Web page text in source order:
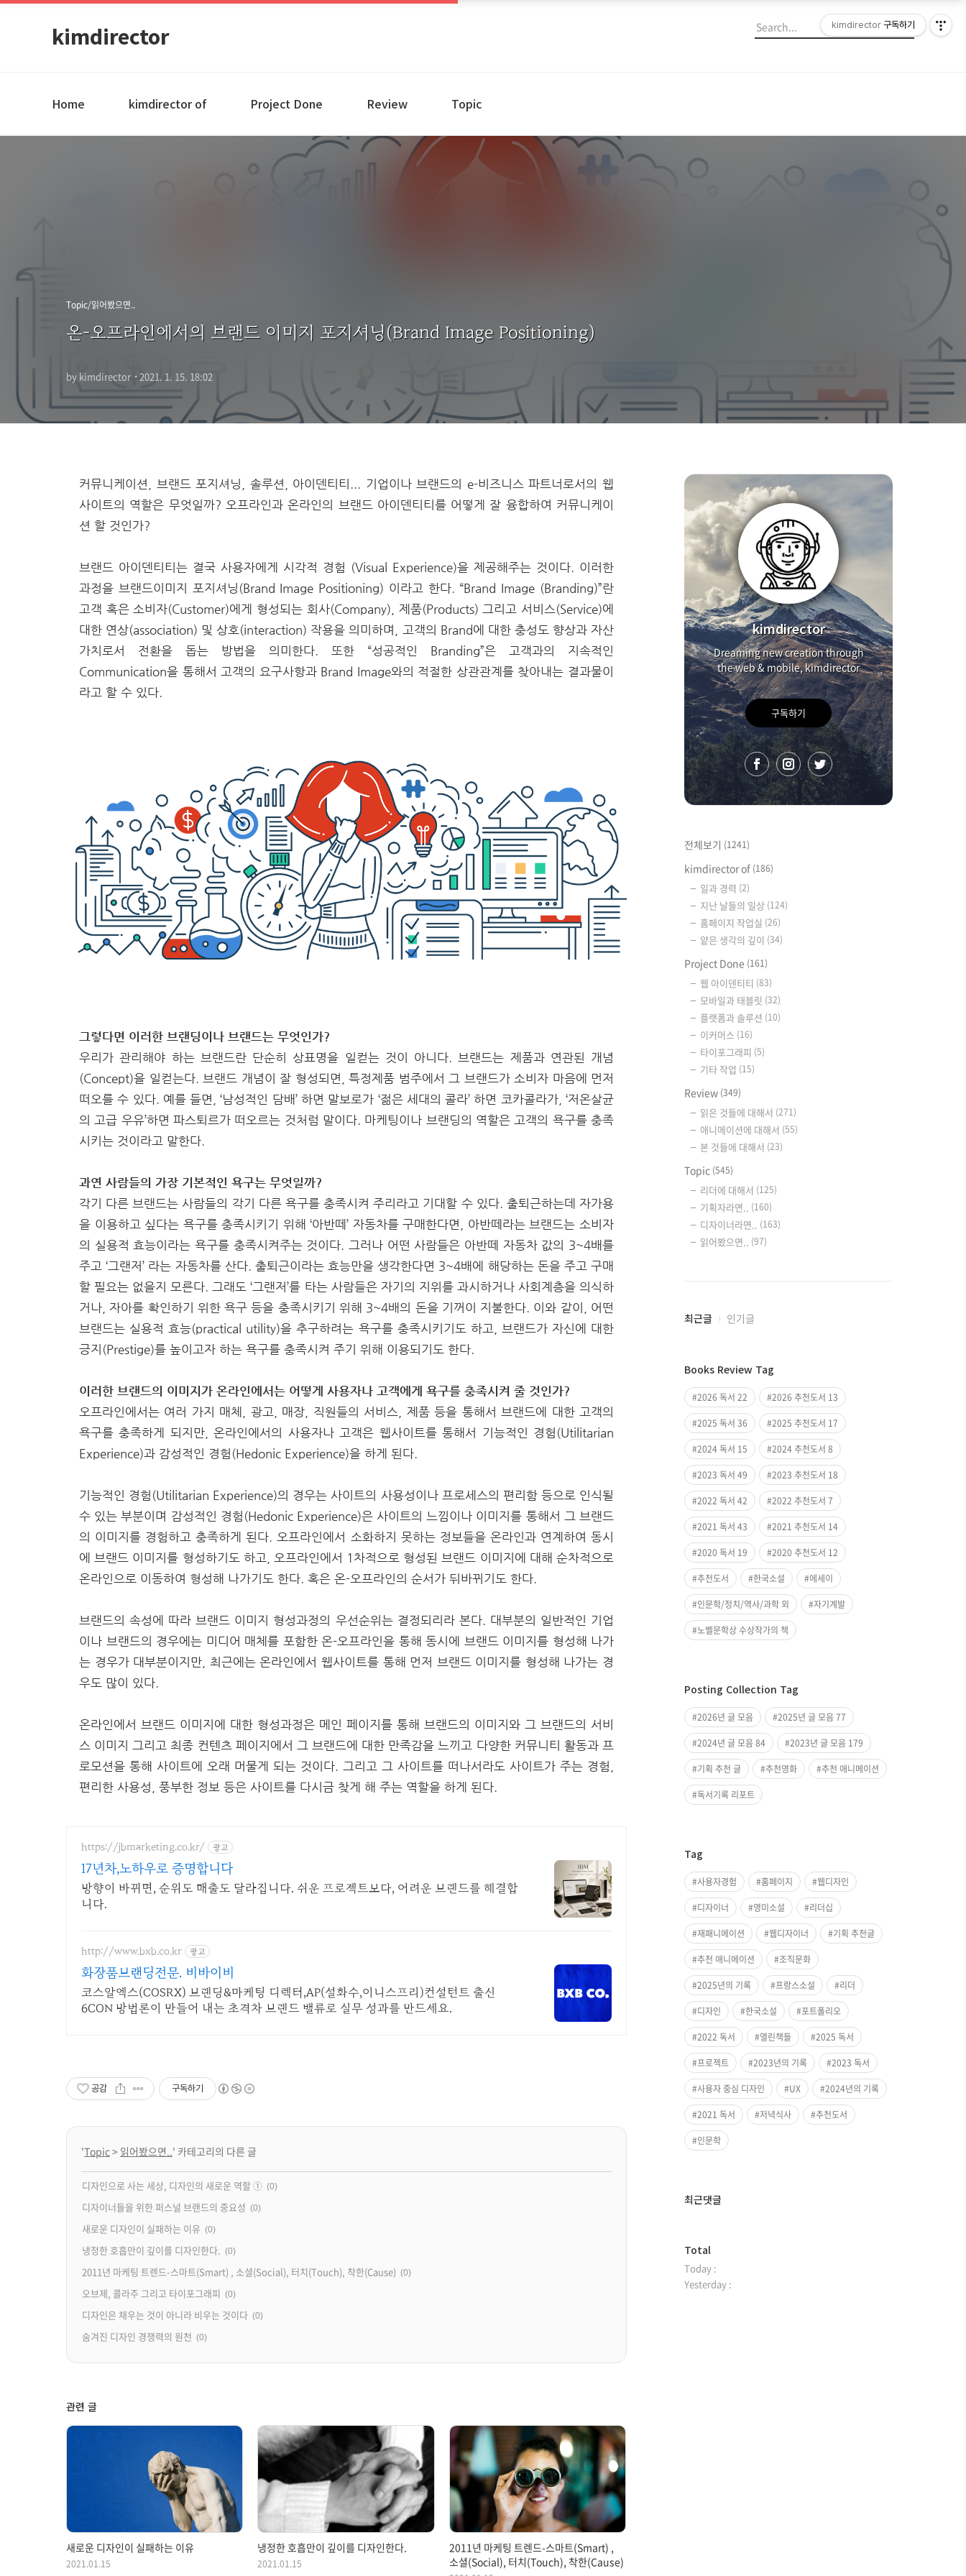
kimdirector
Home kimdirector of Project Done Review Topic
Topic/읽어봤으면..
온-오프라인에서의 브랜드 이미지 포지셔닝(Brand Image Positioning)
by kimdirector ·2021. 1. 15. 18:02
커뮤니케이션, 브랜드 포지셔닝, 솔루션, 아이덴티티... 기업이나 브랜드의 e-비즈니스 파트너로서의 웹
사이트의 역할은 무엇일까? 오프라인과 온라인의 브랜드 아이덴티티를 어떻게 잘 융합하여 커뮤니케이
션 할 것인가?
브랜드 아이덴티티는 결국 사용자에게 시각적 경험 (Visual Experience)을 제공해주는 것이다. 이러한
과정을 브랜드이미지 포지셔닝(Brand Image Positioning) 이라고 한다. “Brand Image (Branding)”란
고객 혹은 소비자(Customer)에게 형성되는 회사(Company), 제품(Products) 그리고 서비스(Service)에
대한 연상(association) 및 상호(interaction) 작용을 의미하며, 고객의 Brand에 대한 충성도 향상과 자산
가치로서 전환을 돕는 방법을 의미한다. 또한 “성공적인 Branding”은 고객과의 지속적인
Communication을 통해서 고객의 요구사항과 Brand Image와의 적절한 상관관계를 찾아내는 결과물이
라고 할 수 있다.
그렇다면 이러한 브랜딩이나 브랜드는 무엇인가?
우리가 관리해야 하는 브랜드란 단순히 상표명을 일컫는 것이 아니다. 브랜드는 제품과 연관된 개념
(Concept)을 일컫는다. 브랜드 개념이 잘 형성되면, 특정제품 범주에서 그 브랜드가 소비자 마음에 먼저
떠오를 수 있다. 예를 들면, ‘남성적인 담배’ 하면 말보로가 ‘젊은 세대의 콜라’ 하면 코카콜라가, ‘저온살균
의 고급 우유’하면 파스퇴르가 떠오르는 것처럼 말이다. 마케팅이나 브랜딩의 역할은 고객의 욕구를 충족
시키는 것이라고 말한다.
과연 사람들의 가장 기본적인 욕구는 무엇일까?
각기 다른 브랜드는 사람들의 각기 다른 욕구를 충족시켜 주리라고 기대할 수 있다. 출퇴근하는데 자가용
을 이용하고 싶다는 욕구를 충족시키기 위해 ‘아반떼’ 자동차를 구매한다면, 아반떼라는 브랜드는 소비자
의 실용적 효능이라는 욕구를 충족시켜주는 것이다. 그러나 어떤 사람들은 아반떼 자동차 값의 3~4배를
주고 ‘그랜저’ 라는 자동차를 산다. 출퇴근이라는 효능만을 생각한다면 3~4배에 해당하는 돈을 주고 구매
할 필요는 없을지 모른다. 그래도 ‘그랜저’를 타는 사람들은 자기의 지위를 과시하거나 사회계층을 의식하
거나, 자아를 확인하기 위한 욕구 등을 충족시키기 위해 3~4배의 돈을 기꺼이 지불한다. 이와 같이, 어떤
브랜드는 실용적 효능(practical utility)을 추구하려는 욕구를 충족시키기도 하고, 브랜드가 자신에 대한
긍지(Prestige)를 높이고자 하는 욕구를 충족시켜 주기 위해 이용되기도 한다.
이러한 브랜드의 이미지가 온라인에서는 어떻게 사용자나 고객에게 욕구를 충족시켜 줄 것인가?
오프라인에서는 여러 가지 매체, 광고, 매장, 직원들의 서비스, 제품 등을 통해서 브랜드에 대한 고객의
욕구를 충족하게 되지만, 온라인에서의 사용자나 고객은 웹사이트를 통해서 기능적인 경험(Utilitarian
Experience)과 감성적인 경험(Hedonic Experience)을 하게 된다.
기능적인 경험(Utilitarian Experience)의 경우는 사이트의 사용성이나 프로세스의 편리함 등으로 인식될
수 있는 부분이며 감성적인 경험(Hedonic Experience)은 사이트의 느낌이나 이미지를 통해서 그 브랜드
의 이미지를 경험하고 충족하게 된다. 오프라인에서 소화하지 못하는 정보들을 온라인과 연계하여 동시
에 브랜드 이미지를 형성하기도 하고, 오프라인에서 1차적으로 형성된 브랜드 이미지에 대해 순차적으로
온라인으로 이동하여 형성해 나가기도 한다. 혹은 온-오프라인의 순서가 뒤바뀌기도 한다.
브랜드의 속성에 따라 브랜드 이미지 형성과정의 우선순위는 결정되리라 본다. 대부분의 일반적인 기업
이나 브랜드의 경우에는 미디어 매체를 포함한 온-오프라인을 통해 동시에 브랜드 이미지를 형성해 나가
는 경우가 대부분이지만, 최근에는 온라인에서 웹사이트를 통해 먼저 브랜드 이미지를 형성해 나가는 경
우도 많이 있다.
온라인에서 브랜드 이미지에 대한 형성과정은 메인 페이지를 통해 브랜드의 이미지와 그 브랜드의 서비
스 이미지 그리고 최종 컨텐츠 페이지에서 그 브랜드에 대한 만족감을 느끼고 다양한 커뮤니티 활동과 프
로모션을 통해 사이트에 오래 머물게 되는 것이다. 그리고 그 사이트를 떠나서라도 사이트가 주는 경험,
편리한 사용성, 풍부한 정보 등은 사이트를 다시금 찾게 해 주는 역할을 하게 된다.
https://jbmarketing.co.kr/ 광고
17년차,노하우로 증명합니다
방향이 바뀌면, 순위도 매출도 달라집니다. 쉬운 프로젝트보다, 어려운 브랜드를 해결합
니다.
http://www.bxb.co.kr 광고
화장품브랜딩전문. 비바이비
코스알엑스(COSRX) 브랜딩&마케팅 디렉터,AP(설화수,이니스프리)컨설턴트 출신
6CON 방법론이 만들어 내는 초격차 브랜드 밸류로 실무 성과를 만드세요.
공감 구독하기
'Topic> 읽어봤으면.. ' 카테고리의 다른 글
디자인으로 사는 세상, 디자인의 새로운 역할 ① (0)
디자이너들을 위한 퍼스널 브랜드의 중요성 (0)
새로운 디자인이 실패하는 이유 (0)
냉정한 호흡만이 깊이를 디자인한다. (0)
2011년 마케팅 트렌드-스마트(Smart) , 소셜(Social), 터치(Touch), 착한(Cause) (0)
오브제, 콜라주 그리고 타이포그래피 (0)
디자인은 채우는 것이 아니라 비우는 것이다 (0)
숨겨진 디자인 경쟁력의 원천 (0)
관련 글
새로운 디자인이 실패하는 이유
2021.01.15
냉정한 호흡만이 깊이를 디자인한다.
2021.01.15
2011년 마케팅 트렌드-스마트(Smart) ,
소셜(Social), 터치(Touch), 착한(Cause)
kimdirector
Dreaming new creation through
the web & mobile, kimdirector
구독하기
전체보기 (1241)
kimdirector of (186)
일과 경력 (2)
지난 날들의 일상 (124)
홈페이지 작업실 (26)
얕은 생각의 깊이 (34)
Project Done (161)
웹 아이덴티티 (83)
모바일과 태블릿 (32)
플랫폼과 솔루션 (10)
이커머스 (16)
타이포그래피 (5)
기타 작업 (15)
Review (349)
읽은 것들에 대해서 (271)
애니메이션에 대해서 (55)
본 것들에 대해서 (23)
Topic (545)
리더에 대해서 (125)
기획자라면.. (160)
디자이너라면.. (163)
읽어봤으면.. (97)
근
과
인
기
글
최근글 인기글
Books Review Tag
2026 독서 22
2026 추천도서 13
2025 독서 36
2025 추천도서 17
2024 독서 15
2024 추천도서 8
2023 독서 49
2023 추천도서 18
2022 독서 42
2022 추천도서 7
2021 독서 43
2021 추천도서 14
2020 독서 19
2020 추천도서 12
추천도서
한국소설
에세이
인문학/정치/역사/과학 외
자기계발
노벨문학상 수상작가의 책
Posting Collection Tag
2026년 글 모음
2025년 글 모음 77
2024년 글 모음 84
2023년 글 모음 179
기획 추천 글
추천영화
추천 애니메이션
독서기록 리포트
Tag
사용자경험 홈페이지
웹디자인
디자이너
영미소설
리더십
재패니메이션
웹디자이너
기획 추천글
추천 애니메이션
조직문화
2025년의 기록
프랑스소설
리더
디자인
한국소설
포트폴리오
2022 독서
열린책들
2025 독서
프로젝트
2023년의 기록
2023 독서
사용자 중심 디자인
UX
2024년의 기록
2021 독서
저녁식사
추천도서
인문학
최근댓글
방
문
자
수
Total
Today :
Yesterday :
kimdirector 구독하기